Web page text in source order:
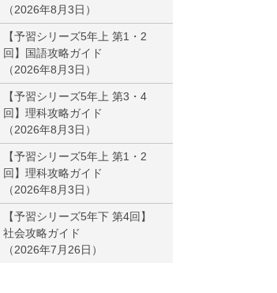
2026年8月3日
【予習シリーズ5年上 第1・2
回】国語攻略ガイド
2026年8月3日
【予習シリーズ5年上 第3・4
回】理科攻略ガイド
2026年8月3日
【予習シリーズ5年上 第1・2
回】理科攻略ガイド
2026年8月3日
【予習シリーズ5年下 第4回】
社会攻略ガイド
2026年7月26日